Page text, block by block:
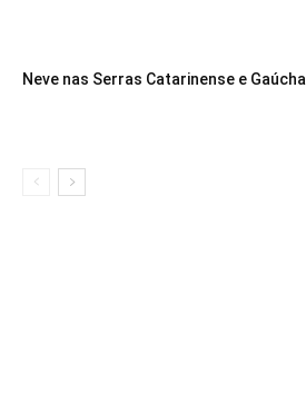
Neve nas Serras Catarinense e Gaúcha